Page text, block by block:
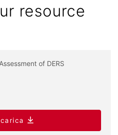
resource
of DERS